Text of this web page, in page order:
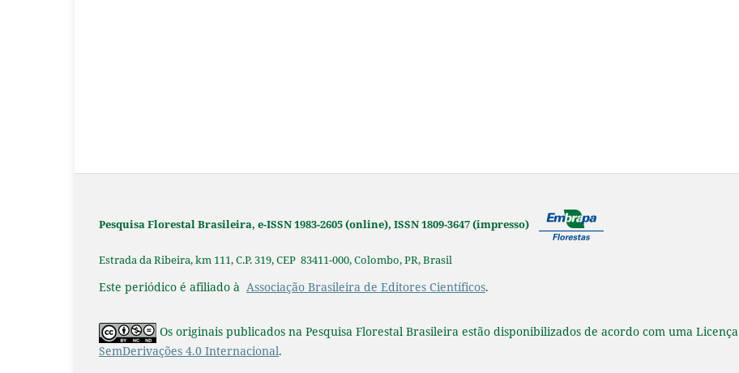
Pesquisa Florestal Brasileira, e-ISSN 1983-2605 (online), ISSN 1809-3647 (impresso)
Estrada da Ribeira, km 111, C.P. 319, CEP 83411-000, Colombo, PR, Brasil
Este periódico é afiliado à Associação Brasileira de Editores Científicos.
Os originais publicados na Pesquisa Florestal Brasileira estão disponibilizados de acordo com uma Licença
SemDerivações 4.0 Internacional.